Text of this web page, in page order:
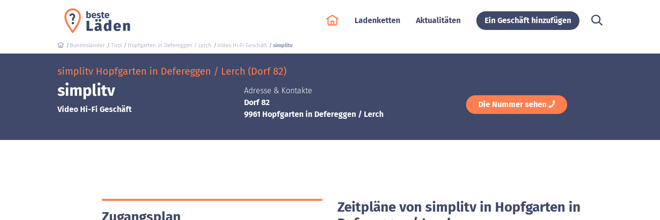
Ladenketten Aktualitäten Ein Geschäft hinzufügen
Bundesländer Tirol Hopfgarten in Defereggen / Lerch Video Hi-Fi Geschäft simplitv
simplitv Hopfgarten in Defereggen / Lerch (Dorf 82)
simplitv
Video Hi-Fi Geschäft
Adresse & Kontakte
Dorf 82
9961 Hopfgarten in Defereggen / Lerch
Die Nummer sehen
Zeitpläne von simplitv in Hopfgarten in